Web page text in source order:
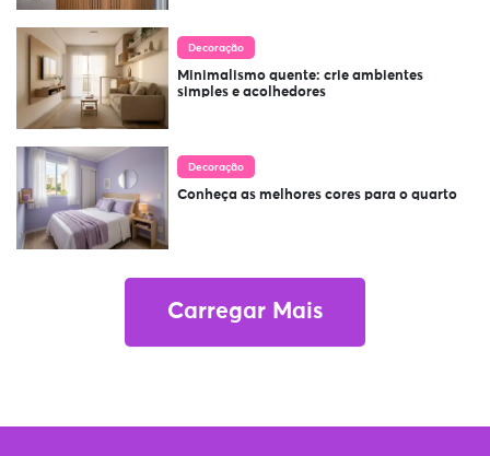
Decoração
Minimalismo quente: crie ambientes
simples e acolhedores
Decoração
Conheça as melhores cores para o quarto
Carregar Mais